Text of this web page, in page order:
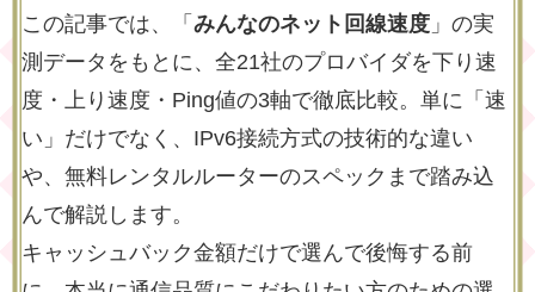
この記事では、「 みんなのネット回線速度」の実
測データをもとに、全21社のプロバイダを下り速
度・上り速度・Ping値の3軸で徹底比較。単に「速
い」だけでなく、IPv6接続方式の技術的な違い
や、無料レンタルルーターのスペックまで踏み込
んで解説します。
キャッシュバック金額だけで選んで後悔する前